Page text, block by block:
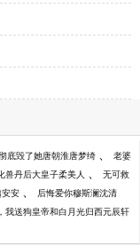
底毁了她唐朝淮唐梦绮 、 老婆
兽丹后大皇子柔美人 、 无可救
安安 、 后悔爱你穆斯澜沈清
我送狗皇帝和白月光归西元辰轩